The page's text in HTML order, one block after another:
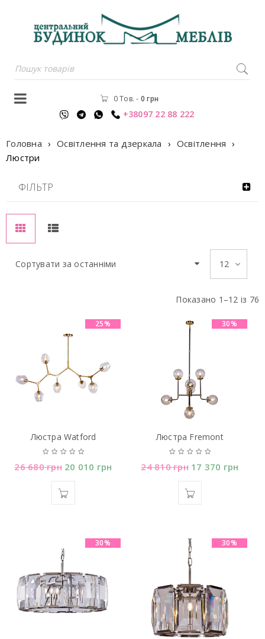
0 Тов. - 0грн
+38097 22 88 222
Головна › Освітлення та дзеркала › Освітлення ›
Люстри
ФІЛЬТР
Показано 1–12 із 76
Сортувати за останніми
25%
Люстра Watford
26 680грн 20 010 грн
30%
Люстра Fremont
24 810грн 17 370 грн
30% 30%